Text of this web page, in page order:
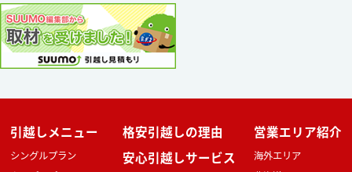
引越しメニュー
シングルプラン
格安引越しの理由
安心引越しサービス
営業エリア紹介
海外エリア